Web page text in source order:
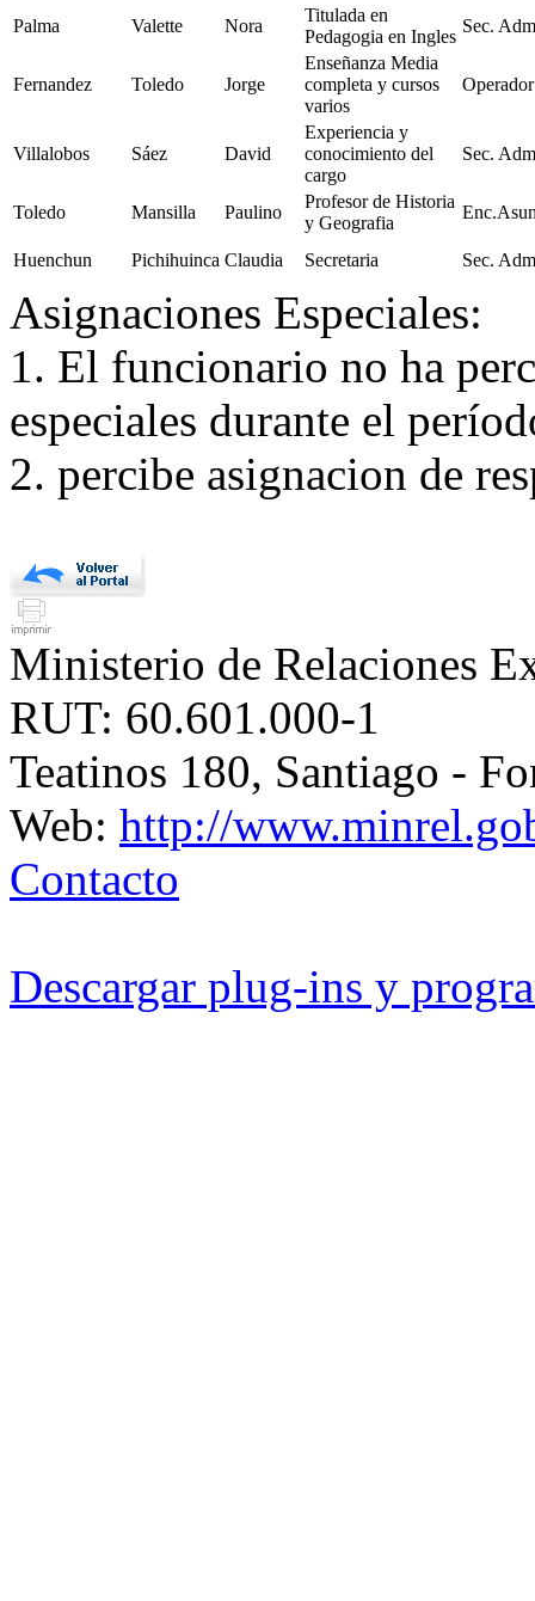
Palma Valette Nora
Titulada en
Pedagogia en Ingles
Sec.
Fernandez Toledo Jorge
Enseñanza Media
completa y cursos
varios
Villalobos Sáez David
Experiencia y
conocimiento del
cargo
Sec.
Toledo Mansilla Paulino
Profesor de Historia
y Geografia
Huenchun Pichihuinca Claudia Secretaria Sec.
Asignaciones Especiales:
1. El funcionario no ha
especiales durante el
2. percibe asignacion de
Ministerio de Relaciones
RUT: 60.601.000-1
Teatinos 180, Santiago -
Web: http://
Contacto
Descargar plug-ins y